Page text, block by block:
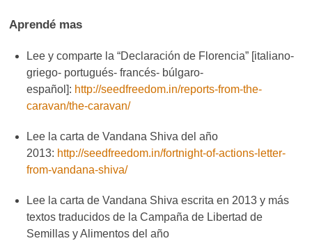
Aprendé mas
Lee y comparte la “Declaración de Florencia” [italiano-
griego- portugués- francés- búlgaro-
español]: http://seedfreedom.in/reports-from-the-
caravan/the-caravan/
Lee la carta de Vandana Shiva del año
2013: http://seedfreedom.in/fortnight-of-actions-letter-
from-vandana-shiva/
Lee la carta de Vandana Shiva escrita en 2013 y más
textos traducidos de la Campaña de Libertad de
Semillas y Alimentos del año